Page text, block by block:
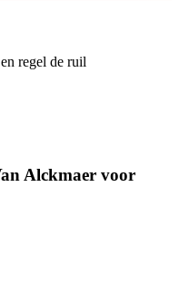
regel de ruil
Alckmaer voor